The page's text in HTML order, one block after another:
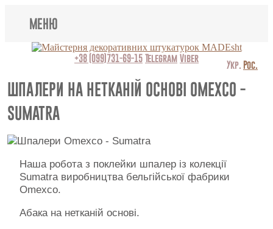
МЕНЮ
Lincrusta
Види штукатурок
Поклейка шпалер
Картини
Барельєф
Відео
+38 (099)731-69-15TelegramViber
ШПАЛЕРИ НА НЕТКАНІЙ ОСНОВІ OMEXCO -
SUMATRA
Наша робота з поклейки шпалер із колекції
Sumatra виробництва бельгійської фабрики
Omexco.
Абака на нетканій основі.
Укр. Рос.